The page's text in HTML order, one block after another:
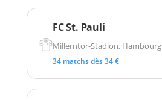
FC St. Pauli
Millerntor-Stadion, Hambourg
34 matchs dès 34 €